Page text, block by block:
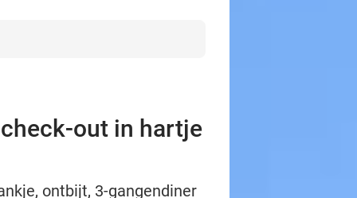
out in hartje
ontbijt, 3-gangendiner